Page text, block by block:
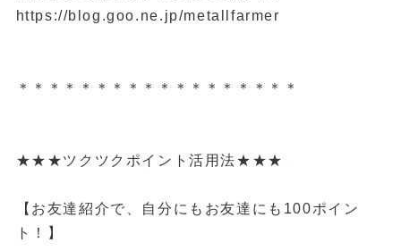
https://blog.goo.ne.jp/metallfarmer
＊＊＊＊＊＊＊＊＊＊＊＊＊＊＊＊＊＊
★★★ツクツクポイント活用法★★★
【お友達紹介で、自分にもお友達にも100ポイン
ト！】